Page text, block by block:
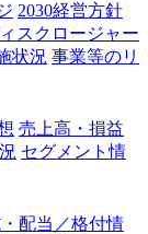
2030経営方針
スクロージャー
状況 事業等のリ
売上高・損益
セグメント情
配当／格付情